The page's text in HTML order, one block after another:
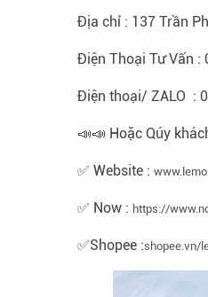
Địa chỉ : 137 Trần
Điện Thoại Tư Vấn :
Điện thoại/ ZALO :
📣📣 Hoặc Qúy
✅ Website :
✅ Now : https://
✅Shopee :shopee.vn/